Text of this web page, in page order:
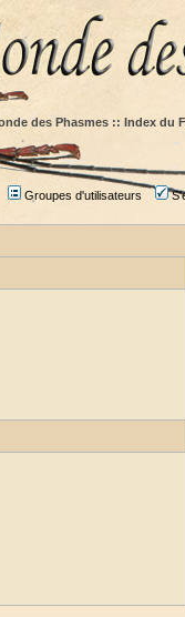
des Phasmes :: Index du
Groupes d'utilisateurs